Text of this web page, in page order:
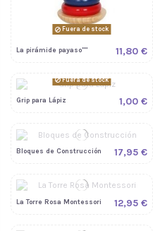
Fuera de stock
La pirámide payaso"" 11,80 €
Fuera de stock
Grip para Lápiz 1,00 €
Bloques de Construcción 17,95 €
La Torre Rosa Montessori 12,95 €